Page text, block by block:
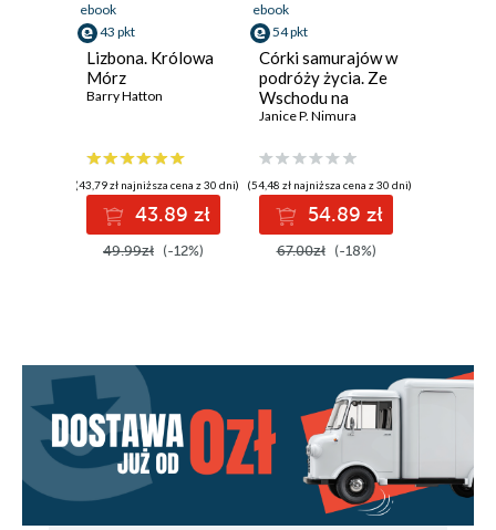
ebook
43 pkt
Lizbona. Królowa
Mórz
Barry Hatton
(43,79 zł najniższa cena z 30 dni)
43.89 zł
49.99zł (-12%)
ebook
54 pkt
Córki samurajów w
podróży życia. Ze
Wschodu na
Zachód i z
Janice P. Nimura
(54,48 zł najniższa cena z 30 dni)
54.89 zł
67.00zł (-18%)